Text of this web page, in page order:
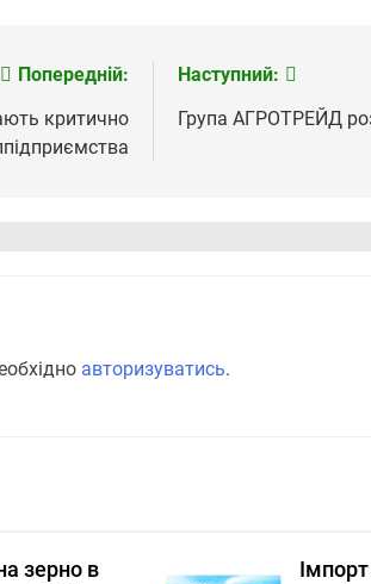
Попередній:
критично
Наступний:
Група АГРОТРЕЙД
авторизуватись.
зерно в